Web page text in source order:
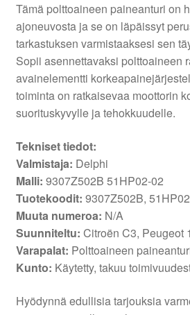
Tämä polttoaineen paineanturi on
ajoneuvosta ja se on läpäissyt
tarkastuksen varmistaaksesi sen
Sopii asennettavaksi polttoaineen
avainelementti
toiminta on ratkaisevaa moottorin
suorituskyvylle ja tehokkuudelle.
Tekniset tiedot:
Valmistaja: Delphi
Malli: 9307Z502B 51HP02-02
Tuotekoodit: 9307Z502B,
Muuta numeroa: N/A
Suunniteltu: Citroën C3, Peugeot
Varapalat: Polttoaineen
Kunto: Käytetty, takuu
Hyödynnä edullisia tarjouksia